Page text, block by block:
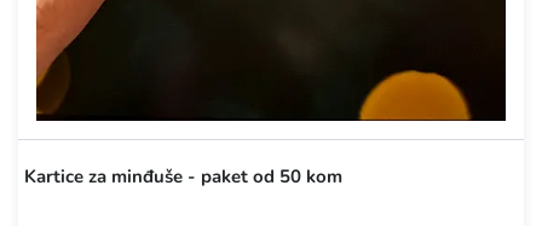
Kartice za minđuše - paket od 50 kom